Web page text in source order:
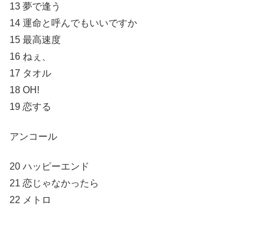
13 夢で逢う
14 運命と呼んでもいいですか
15 最高速度
16 ねぇ、
17 タオル
18 OH!
19 恋する
アンコール
20 ハッピーエンド
21 恋じゃなかったら
22 メトロ